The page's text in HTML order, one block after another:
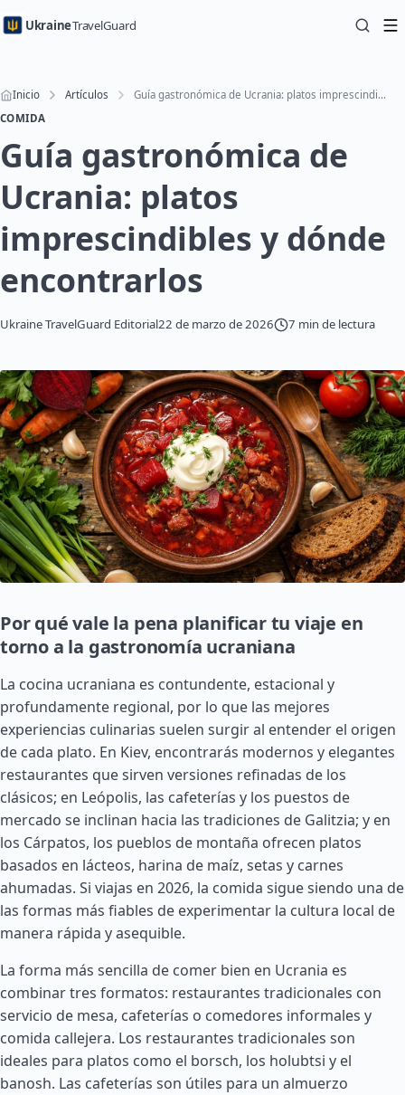
UkraineTravelGuard
Inicio Artículos
Guía gastronómica de Ucrania: platos imprescindibles y dónde encontrarlos
COMIDA
Guía gastronómica de
Ucrania: platos
imprescindibles y dónde
encontrarlos
Ukraine TravelGuard Editorial22 de marzo de 2026 7 min de lectura
Por qué vale la pena planificar tu viaje en
torno a la gastronomía ucraniana
La cocina ucraniana es contundente, estacional y
profundamente regional, por lo que las mejores
experiencias culinarias suelen surgir al entender el origen
de cada plato. En Kiev, encontrarás modernos y elegantes
restaurantes que sirven versiones refinadas de los
clásicos; en Leópolis, las cafeterías y los puestos de
mercado se inclinan hacia las tradiciones de Galitzia; y en
los Cárpatos, los pueblos de montaña ofrecen platos
basados en lácteos, harina de maíz, setas y carnes
ahumadas. Si viajas en 2026, la comida sigue siendo una de
las formas más fiables de experimentar la cultura local de
manera rápida y asequible.
La forma más sencilla de comer bien en Ucrania es
combinar tres formatos: restaurantes tradicionales con
servicio de mesa, cafeterías o comedores informales y
comida callejera. Los restaurantes tradicionales son
ideales para platos como el borsch, los holubtsi y el
banosh. Las cafeterías son útiles para un almuerzo